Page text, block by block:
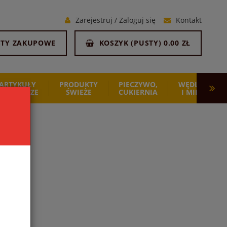
Zarejestruj / Zaloguj się Kontakt
ZAKUPOWE KOSZYK (PUSTY)0.00 ZŁ
SPOŻYWCZE
PRODUKTY
ŚWIEŻE
PIECZYWO,
CUKIERNIA
WĘDLINY
I MIĘSO